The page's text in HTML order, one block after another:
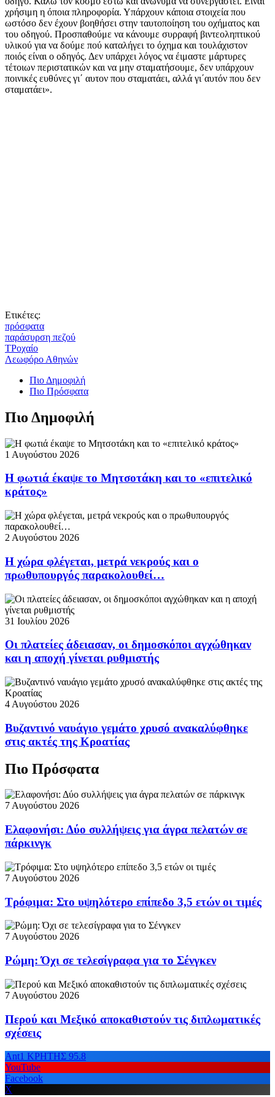
χρήσιμη η όποια πληροφορία. Υπάρχουν κάποια στοιχεία που
ωστόσο δεν έχουν βοηθήσει στην ταυτοποίηση του οχήματος και
του οδηγού. Προσπαθούμε να κάνουμε συρραφή βιντεοληπτικού
υλικού για να δούμε πού καταλήγει το όχημα και τουλάχιστον
ποιός είναι ο οδηγός. Δεν υπάρχει λόγος να έιμαστε μάρτυρες
τέτοιων περιστατικών και να μην σταματήσουμε, δεν υπάρχουν
ποινικές ευθύνες γι΄ αυτον που σταματάει, αλλά γι΄αυτόν που δεν
σταματάει».
Ετικέτες:
πρόσφατα
παράσυρση πεζού
ΤΡοχαίο
Λεωφόρο Αθηνών
Πιο Δημοφιλή
Πιο Πρόσφατα
Πιο Δημοφιλή
1 Αυγούστου 2026
Η φωτιά έκαψε το Μητσοτάκη και το «επιτελικό
κράτος»
2 Αυγούστου 2026
Η χώρα φλέγεται, μετρά νεκρούς και ο
πρωθυπουργός παρακολουθεί…
31 Ιουλίου 2026
Οι πλατείες άδειασαν, οι δημοσκόποι αγχώθηκαν
και η αποχή γίνεται ρυθμιστής
4 Αυγούστου 2026
Βυζαντινό ναυάγιο γεμάτο χρυσό ανακαλύφθηκε
στις ακτές της Κροατίας
Πιο Πρόσφατα
7 Αυγούστου 2026
Ελαφονήσι: Δύο συλλήψεις για άγρα πελατών σε
πάρκινγκ
7 Αυγούστου 2026
Τρόφιμα: Στο υψηλότερο επίπεδο 3,5 ετών οι τιμές
7 Αυγούστου 2026
Ρώμη: Όχι σε τελεσίγραφα για το Σένγκεν
7 Αυγούστου 2026
Περού και Μεξικό αποκαθιστούν τις διπλωματικές
σχέσεις
Ant1 ΚΡΗΤΗΣ 95.8
YouTube
Facebook
X